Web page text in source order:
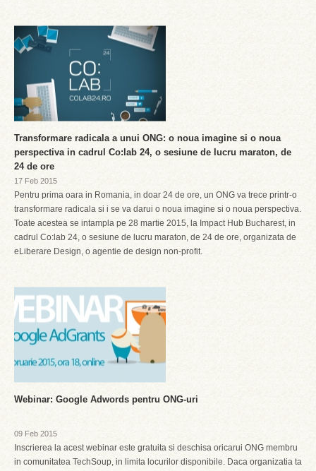
Transformare radicala a unui ONG: o noua imagine si o noua
perspectiva in cadrul Co:lab 24, o sesiune de lucru maraton, de
24 de ore
17 Feb 2015
Pentru prima oara in Romania, in doar 24 de ore, un ONG va trece printr-o
transformare radicala si i se va darui o noua imagine si o noua perspectiva.
Toate acestea se intampla pe 28 martie 2015, la Impact Hub Bucharest, in
cadrul Co:lab 24, o sesiune de lucru maraton, de 24 de ore, organizata de
eLiberare Design, o agentie de design non-profit.
Webinar: Google Adwords pentru ONG-uri
09 Feb 2015
Inscrierea la acest webinar este gratuita si deschisa oricarui ONG membru
in comunitatea TechSoup, in limita locurilor disponibile. Daca organizatia ta